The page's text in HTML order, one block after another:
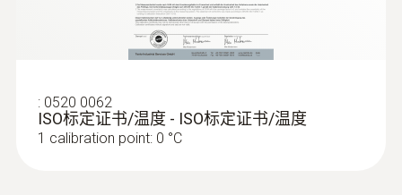
: 0520 0062
ISO标定证书/温度 - ISO标定证书/温度
1 calibration point: 0 °C